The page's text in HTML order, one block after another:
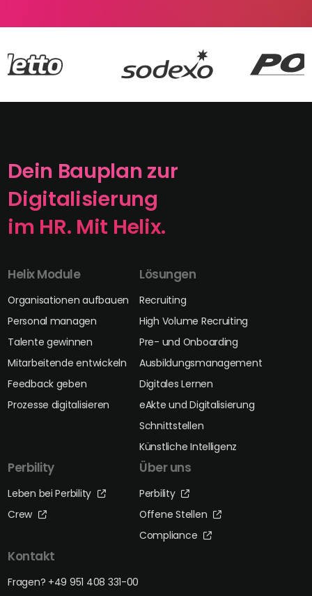
Dein Bauplan zur
Digitalisierung
im HR. Mit Helix.
Helix Module
Organisationen aufbauen
Personal managen
Talente gewinnen
Mitarbeitende entwickeln
Feedback geben
Prozesse digitalisieren
Lösungen
Recruiting
High Volume Recruiting
Pre- und Onboarding
Ausbildungsmanagement
Digitales Lernen
eAkte und Digitalisierung
Schnittstellen
Künstliche Intelligenz
Perbility
Leben bei Perbility
Crew
Über uns
Perbility
Offene Stellen
Compliance
Kontakt
Fragen? +49 951 408 331-00